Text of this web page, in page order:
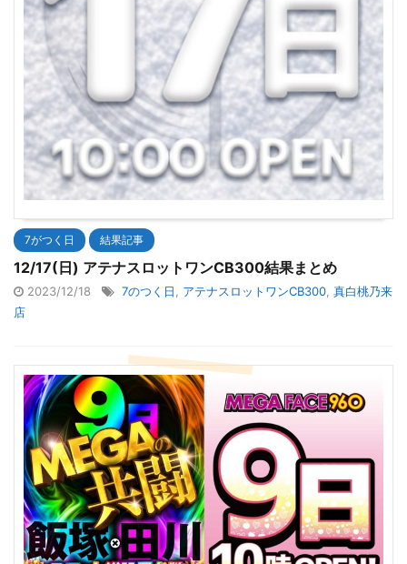
7がつく日 結果記事
12/17(日) アテナスロットワンCB300結果まとめ
2023/12/18 7のつく日 アテナスロットワンCB300 真白桃乃来
店